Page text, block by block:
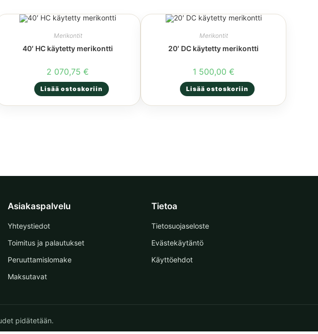
Merikontit
40′ HC käytetty merikontti
2 070,75€
Lisää ostoskoriin
Merikontit
20′ DC käytetty merikontti
1 500,00 €
Lisää ostoskoriin
Asiakaspalvelu
Yhteystiedot
Toimitus ja palautukset
Peruuttamislomake
Maksutavat
Tietoa
Tietosuojaseloste
Evästekäytäntö
Käyttöehdot
pidätetään.